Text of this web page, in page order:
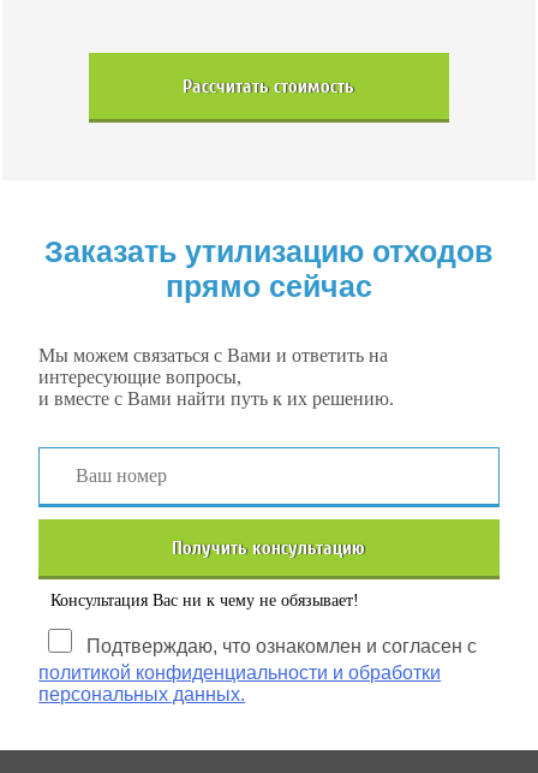
Рассчитать стоимость
Заказать утилизацию отходов
прямо сейчас
Мы можем связаться с Вами и ответить на
интересующие вопросы,
и вместе с Вами найти путь к их решению.
Получить консультацию
Консультация Вас ни к чему не обязывает!
Подтверждаю, что ознакомлен и согласен с
политикой конфиденциальности и обработки
персональных данных.